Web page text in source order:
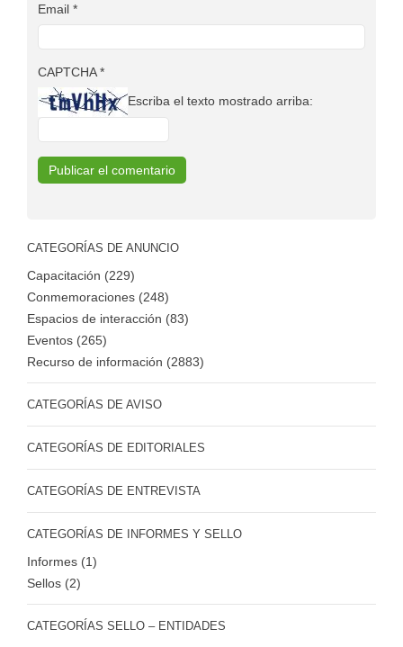
Email *
CAPTCHA*
Escriba el texto mostrado arriba:
CATEGORÍAS DE ANUNCIO
Capacitación (229)
Conmemoraciones (248)
Espacios de interacción (83)
Eventos (265)
Recurso de información (2883)
CATEGORÍAS DE AVISO
CATEGORÍAS DE EDITORIALES
CATEGORÍAS DE ENTREVISTA
CATEGORÍAS DE INFORMES Y SELLO
Informes (1)
Sellos (2)
CATEGORÍAS SELLO – ENTIDADES